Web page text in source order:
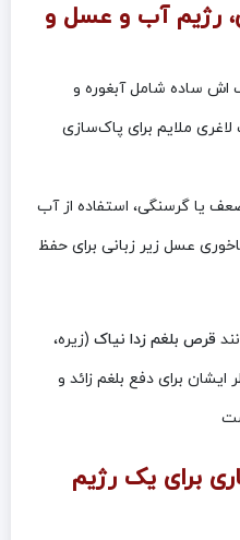
رژیم آب و عسل و
اش ساده شامل آبغوره و
ملایم برای پاک‌سازی
یا گرسنگی، استفاده از آب
عسل زیر زبانی برای حفظ
قرص بلغم زدا نیاک (زیره،
برای دفع بلغم زائد و
برای یک رژیم